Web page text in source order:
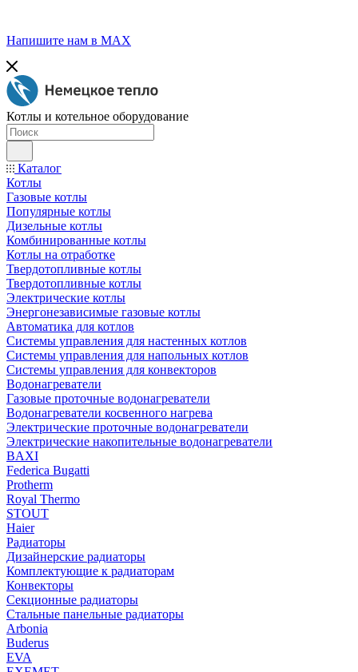
Напишите нам в МАХ
Котлы и котельное оборудование
Каталог
Котлы
Газовые котлы
Популярные котлы
Дизельные котлы
Комбинированные котлы
Котлы на отработке
Твердотопливные котлы
Твердотопливные котлы
Электрические котлы
Энергонезависимые газовые котлы
Автоматика для котлов
Системы управления для настенных котлов
Системы управления для напольных котлов
Системы управления для конвекторов
Водонагреватели
Газовые проточные водонагреватели
Водонагреватели косвенного нагрева
Электрические проточные водонагреватели
Электрические накопительные водонагреватели
BAXI
Federica Bugatti
Protherm
Royal Thermo
STOUT
Haier
Радиаторы
Дизайнерские радиаторы
Комплектующие к радиаторам
Конвекторы
Секционные радиаторы
Стальные панельные радиаторы
Arbonia
Buderus
EVA